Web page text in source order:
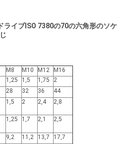
ライブISO 7380の70の六角形のソケ
M8 M10 M12
M16
1,25 1,5 1,75
2
28 32 36
44
1,5 2 2,4 2,8
1,25 1,7 2,1 2,5
9,2 11,2 13,7
17,7